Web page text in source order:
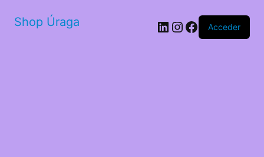
Shop Úraga LinkedIn
Instagram
Facebook
Acceder